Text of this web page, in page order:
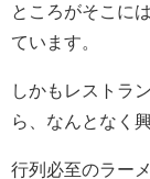
ところがそこに
ています。
しかもレストラ
ら、なんとなく
行列必至のラー